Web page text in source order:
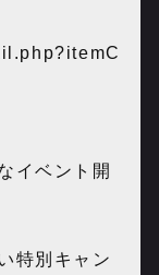
イベント開
特別キャン